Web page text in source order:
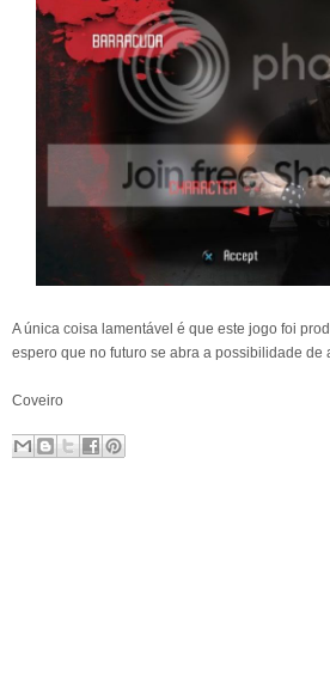
A única coisa lamentável é que este jogo foi
espero que no futuro se abra a possibilidade
Coveiro